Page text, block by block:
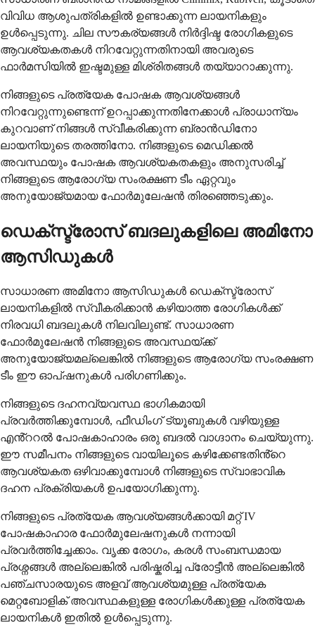
വിവിധ ആശുപത്രികളിൽ ഉണ്ടാക്കുന്ന ലായനികളും
ഉൾപ്പെടുന്നു. ചില സൗകര്യങ്ങൾ നിർദ്ദിഷ്ട രോഗികളുടെ
ആവശ്യകതകൾ നിറവേറ്റുന്നതിനായി അവരുടെ
ഫാർമസിയിൽ ഇഷ്ടമുള്ള മിശ്രിതങ്ങൾ തയ്യാറാക്കുന്നു.
നിങ്ങളുടെ പ്രത്യേക പോഷക ആവശ്യങ്ങൾ
നിറവേറ്റുന്നുണ്ടെന്ന് ഉറപ്പാക്കുന്നതിനേക്കാൾ പ്രാധാന്യം
കുറവാണ് നിങ്ങൾ സ്വീകരിക്കുന്ന ബ്രാൻഡിനോ
ലായനിയുടെ തരത്തിനോ. നിങ്ങളുടെ മെഡിക്കൽ
അവസ്ഥയും പോഷക ആവശ്യകതകളും അനുസരിച്ച്
നിങ്ങളുടെ ആരോഗ്യ സംരക്ഷണ ടീം ഏറ്റവും
അനുയോജ്യമായ ഫോർമുലേഷൻ തിരഞ്ഞെടുക്കും.
ഡെക്സ്ട്രോസ് ബദലുകളിലെ അമിനോ
ആസിഡുകൾ
സാധാരണ അമിനോ ആസിഡുകൾ ഡെക്സ്ട്രോസ്
ലായനികളിൽ സ്വീകരിക്കാൻ കഴിയാത്ത രോഗികൾക്ക്
നിരവധി ബദലുകൾ നിലവിലുണ്ട്. സാധാരണ
ഫോർമുലേഷൻ നിങ്ങളുടെ അവസ്ഥയ്ക്ക്
അനുയോജ്യമല്ലെങ്കിൽ നിങ്ങളുടെ ആരോഗ്യ സംരക്ഷണ
ടീം ഈ ഓപ്ഷനുകൾ പരിഗണിക്കും.
നിങ്ങളുടെ ദഹനവ്യവസ്ഥ ഭാഗികമായി
പ്രവർത്തിക്കുമ്പോൾ, ഫീഡിംഗ് ട്യൂബുകൾ വഴിയുള്ള
എൻ്ററൽ പോഷകാഹാരം ഒരു ബദൽ വാഗ്ദാനം ചെയ്യുന്നു.
ഈ സമീപനം നിങ്ങളുടെ വായിലൂടെ കഴിക്കേണ്ടതിൻ്റെ
ആവശ്യകത ഒഴിവാക്കുമ്പോൾ നിങ്ങളുടെ സ്വാഭാവിക
ദഹന പ്രക്രിയകൾ ഉപയോഗിക്കുന്നു.
നിങ്ങളുടെ പ്രത്യേക ആവശ്യങ്ങൾക്കായി മറ്റ് IV
പോഷകാഹാര ഫോർമുലേഷനുകൾ നന്നായി
പ്രവർത്തിച്ചേക്കാം. വൃക്ക രോഗം, കരൾ സംബന്ധമായ
പ്രശ്നങ്ങൾ അല്ലെങ്കിൽ പരിഷ്കരിച്ച പ്രോട്ടീൻ അല്ലെങ്കിൽ
പഞ്ചസാരയുടെ അളവ് ആവശ്യമുള്ള പ്രത്യേക
മെറ്റബോളിക് അവസ്ഥകളുള്ള രോഗികൾക്കുള്ള പ്രത്യേക
ലായനികൾ ഇതിൽ ഉൾപ്പെടുന്നു.